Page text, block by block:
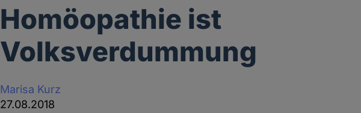
Homöopathie ist
Volksverdummung
Marisa Kurz
27.08.2018